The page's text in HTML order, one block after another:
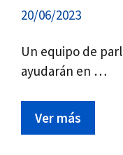
20/06/2023
Un equipo de
ayudarán en …
Ver más